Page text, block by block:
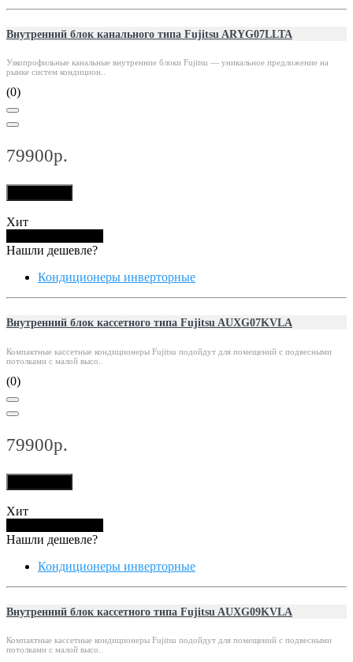
Внутренний блок канального типа Fujitsu ARYG07LLTA
Узкопрофильные канальные внутренние блоки Fujitsu — уникальное предложение на
рынке систем кондицион..
(0)
79900р.
Хит
Нашли дешевле?
Кондиционеры инверторные
Внутренний блок кассетного типа Fujitsu AUXG07KVLA
Компактные кассетные кондиционеры Fujitsu подойдут для помещений с подвесными
потолками с малой высо..
(0)
79900р.
Хит
Нашли дешевле?
Кондиционеры инверторные
Внутренний блок кассетного типа Fujitsu AUXG09KVLA
Компактные кассетные кондиционеры Fujitsu подойдут для помещений с подвесными
потолками с малой высо..